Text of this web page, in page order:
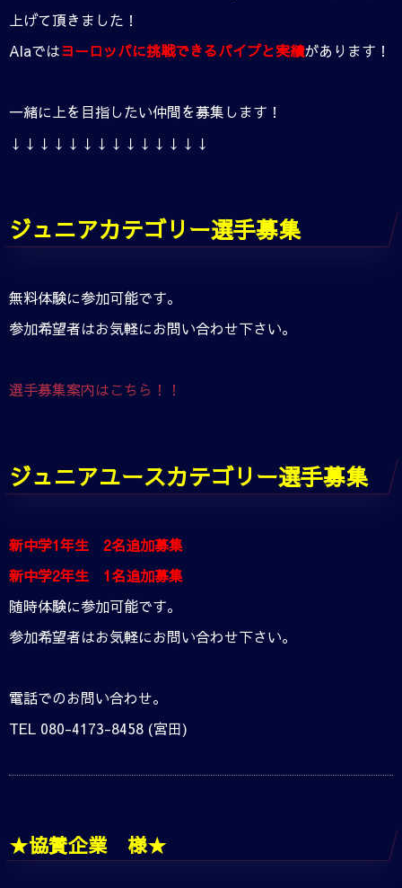
上げて頂きました！
Alaではヨーロッパに挑戦できるパイプと実績があります！
一緒に上を目指したい仲間を募集します！
↓↓↓↓↓↓↓↓↓↓↓↓↓↓
ジュニアカテゴリー選手募集
無料体験に参加可能です。
参加希望者はお気軽にお問い合わせ下さい。
選手募集案内はこちら！！
ジュニアユースカテゴリー選手募集
新中学1年生 2名追加募集
新中学2年生 1名追加募集
随時体験に参加可能です。
参加希望者はお気軽にお問い合わせ下さい。
電話でのお問い合わせ。
TEL 080-4173-8458 (宮田)
★協賛企業 様★